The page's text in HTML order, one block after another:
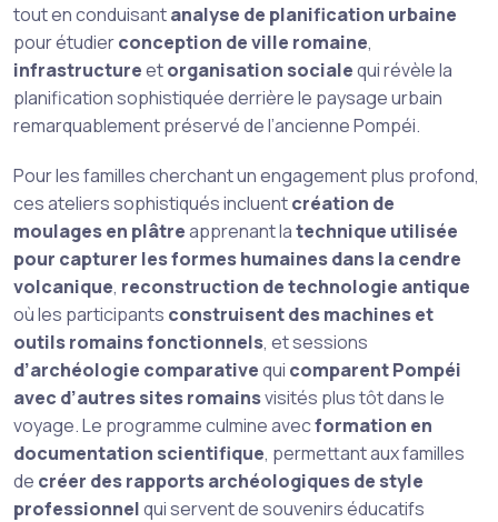
tout en conduisantanalyse de planification urbaine
pour étudierconception de ville romaine,
infrastructureetorganisation socialequi révèle la
planification sophistiquée derrière le paysage urbain
remarquablement préservé de l’ancienne Pompéi.
Pour les familles cherchant un engagement plus profond,
ces ateliers sophistiqués incluentcréation de
moulages en plâtreapprenant latechnique utilisée
pour capturer les formes humaines dans la cendre
volcanique, reconstruction de technologie antique
où les participants construisent des machines et
outils romains fonctionnels, et sessions
d’archéologie comparativequi comparent Pompéi
avec d’autres sites romainsvisités plus tôt dans le
voyage. Le programme culmine avecformation en
documentation scientifique, permettant aux familles
de créer des rapports archéologiques de style
professionnelqui servent de souvenirs éducatifs